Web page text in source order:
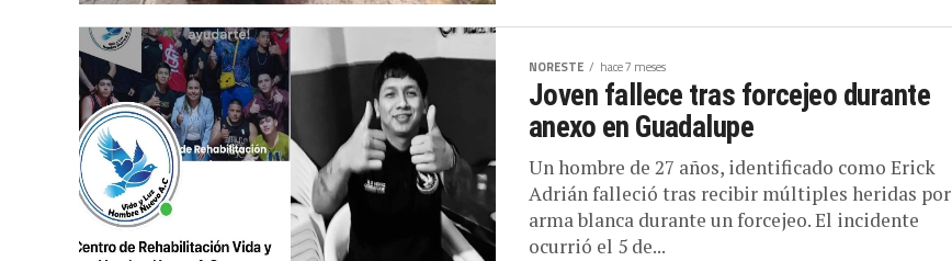
NORESTE hace 7 meses
Joven fallece tras forcejeo durante
anexo en Guadalupe
Un hombre de 27 años, identificado como Erick
Adrián falleció tras recibir múltiples heridas por
arma blanca durante un forcejeo. El incidente
ocurrió el 5 de...